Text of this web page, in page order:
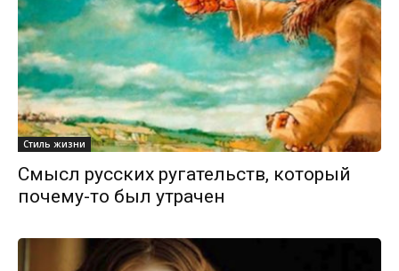
Стиль жизни
Смысл русских ругательств, который
почему-то был утрачен